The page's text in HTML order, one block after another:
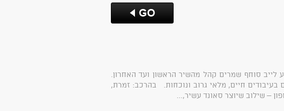
6 נגנים וזמרת, עם מופע לייב סוחף שמרים קהל מהשיר הראשון ועד האחרון.
בעיבודים חיים, מלאי גרוב ונוכחות. בהרכב: זמרת,
– שילוב שיוצר סאונד עשיר,...